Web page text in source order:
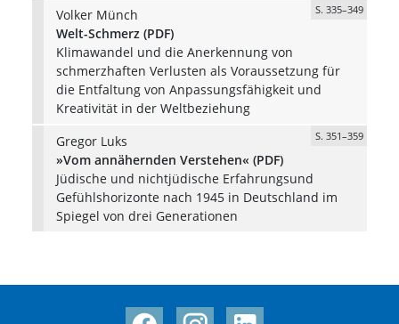
Volker Münch
S. 335–349
Welt-Schmerz (PDF)
Klimawandel und die Anerkennung von
schmerzhaften Verlusten als Voraussetzung für
die Entfaltung von Anpassungsfähigkeit und
Kreativität in der Weltbeziehung
Gregor Luks
S. 351–359
»Vom annähernden Verstehen« (PDF)
Jüdische und nichtjüdische Erfahrungsund
Gefühlshorizonte nach 1945 in Deutschland im
Spiegel von drei Generationen